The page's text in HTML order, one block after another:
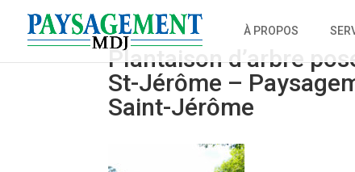
À PROPOS
Plantaison d’arbre
St-Jérôme –
Saint-Jérôme